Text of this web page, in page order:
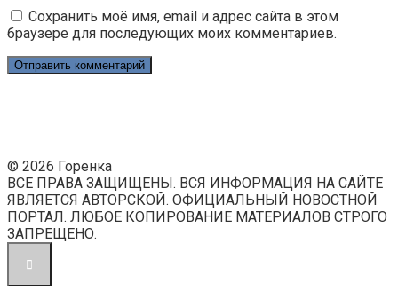
Сохранить моё имя, email и адрес сайта в этом
браузере для последующих моих комментариев.
© 2026 Горенка
ВСЕ ПРАВА ЗАЩИЩЕНЫ. ВСЯ ИНФОРМАЦИЯ НА САЙТЕ
ЯВЛЯЕТСЯ АВТОРСКОЙ. ОФИЦИАЛЬНЫЙ НОВОСТНОЙ
ПОРТАЛ. ЛЮБОЕ КОПИРОВАНИЕ МАТЕРИАЛОВ СТРОГО
ЗАПРЕЩЕНО.